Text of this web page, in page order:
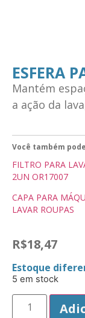
ESFERA
Mantém
a ação da
Você também
FILTRO PARA
2UN OR17007
CAPA PARA
LAVAR ROUPAS
R$18,47
Estoque
5 em stock